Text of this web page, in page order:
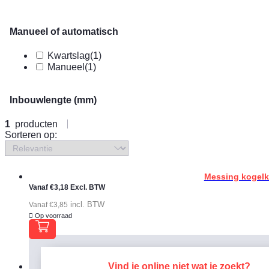
Manueel of automatisch
Kwartslag(1)
Manueel (1)
Inbouwlengte (mm)
1 producten
Sorteren op:
Messing
Vanaf €3,18 Excl. BTW
Vanaf€3,85 incl. BTW
Op voorraad
Vind je online niet wat je zoekt?